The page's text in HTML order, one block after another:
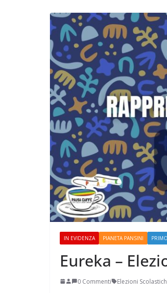
IN EVIDENZA PIANETA PANSINI
Eureka –
0 Commenti Elezioni
Incontro sul
magistratura